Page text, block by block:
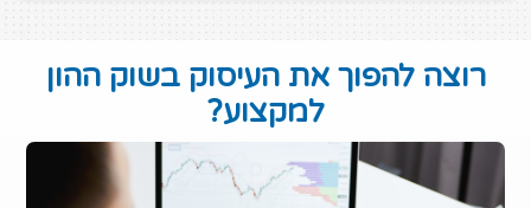
tremendously from the first day he has established
his model. With his Great Money management, he
achieves low DD 10%, High return YTD 63% (OCT
2017), High Average win $1,805 and low average
loss $438. In my opinion, you should have this
model in your portfolio. Put aside any speculation
in the future, lets the fact shows in his
performance.
רוצה להפוך את העיסוק בשוק ההון
למקצוע?